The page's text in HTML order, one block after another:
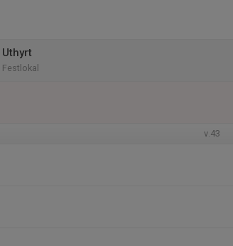
Uthyrt
Festlokal
v.43